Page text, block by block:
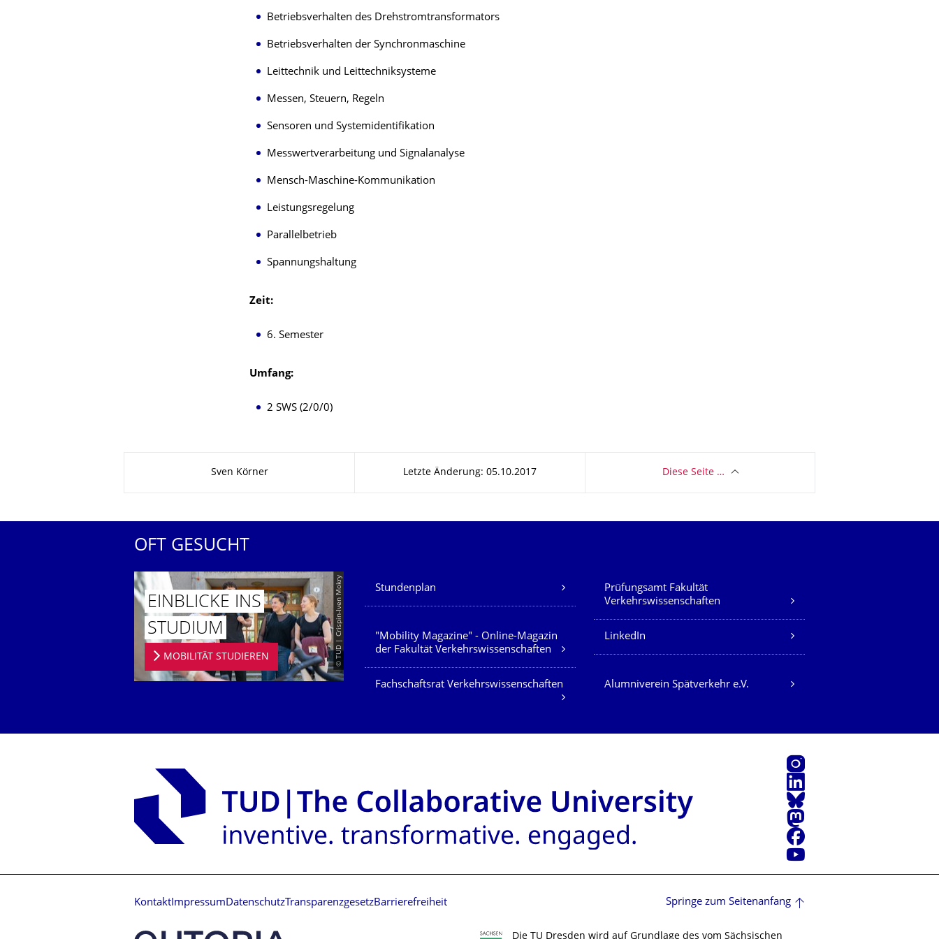
Betriebsverhalten des Drehstromtransformators
Betriebsverhalten der Synchronmaschine
Leittechnik und Leittechniksysteme
Messen, Steuern, Regeln
Sensoren und Systemidentifikation
Messwertverarbeitung und Signalanalyse
Mensch-Maschine-Kommunikation
Leistungsregelung
Parallelbetrieb
Spannungshaltung
Zeit:
6. Semester
Umfang:
2 SWS (2/0/0)
Sven Körner Letzte Änderung: 05.10.2017 Diese Seite …
OFT GESUCHT
© TUD | Crispin-Iven Mokry
EINBLICKE INS
STUDIUM
MOBILITÄT STUDIEREN
Unsere Dienste
Stundenplan
Prüfungsamt Fakultät
Verkehrswissenschaften
"Mobility Magazine" - Online-Magazin
der Fakultät Verkehrswissenschaften
LinkedIn
Fachschaftsrat Verkehrswissenschaften Alumniverein Spätverkehr e.V.
Instagram
LinkedIn
Bluesky
Mastodon
Facebook
Youtube
Kontakt Impressum DatenschutzTransparenzgesetzBarrierefreiheit Springe zum Seitenanfang
Die TU Dresden wird auf Grundlage des vom Sächsischen